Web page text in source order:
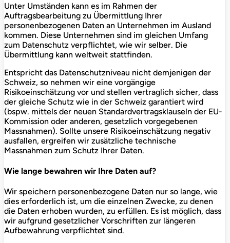
Unter Umständen kann es im Rahmen der
Auftragsbearbeitung zu Übermittlung Ihrer
personenbezogenen Daten an Unternehmen im Ausland
kommen. Diese Unternehmen sind im gleichen Umfang
zum Datenschutz verpflichtet, wie wir selber. Die
Übermittlung kann weltweit stattfinden.
Entspricht das Datenschutzniveau nicht demjenigen der
Schweiz, so nehmen wir eine vorgängige
Risikoeinschätzung vor und stellen vertraglich sicher, dass
der gleiche Schutz wie in der Schweiz garantiert wird
(bspw. mittels der neuen Standardvertragsklauseln der EU-
Kommission oder anderen, gesetzlich vorgegebenen
Massnahmen). Sollte unsere Risikoeinschätzung negativ
ausfallen, ergreifen wir zusätzliche technische
Massnahmen zum Schutz Ihrer Daten.
Wie lange bewahren wir Ihre Daten auf?
Wir speichern personenbezogene Daten nur so lange, wie
dies erforderlich ist, um die einzelnen Zwecke, zu denen
die Daten erhoben wurden, zu erfüllen. Es ist möglich, dass
wir aufgrund gesetzlicher Vorschriften zur längeren
Aufbewahrung verpflichtet sind.